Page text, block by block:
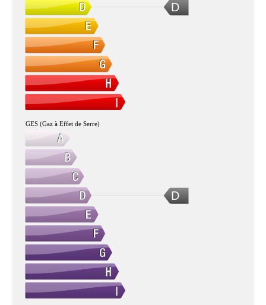
D
D
GES (Gaz à Effet de Serre)